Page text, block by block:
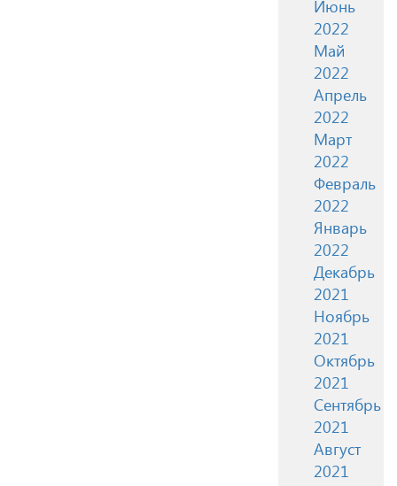
Июнь
2022
Май
2022
Апрель
2022
Март
2022
Февраль
2022
Январь
2022
Декабрь
2021
Ноябрь
2021
Октябрь
2021
Сентябрь
2021
Август
2021